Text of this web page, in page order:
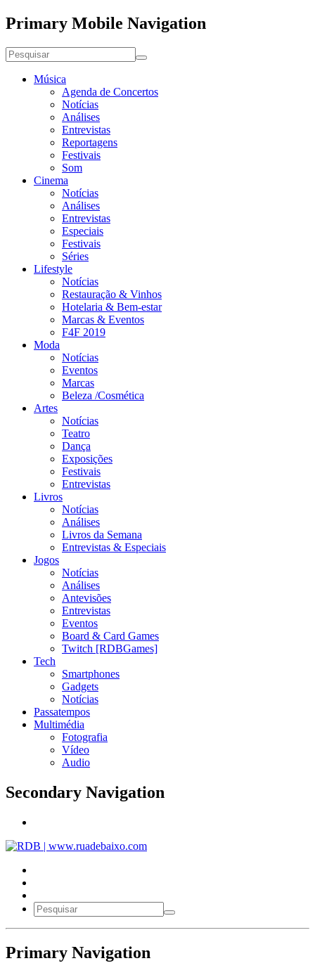
Primary Mobile Navigation
Música
Agenda de Concertos
Notícias
Análises
Entrevistas
Reportagens
Festivais
Som
Cinema
Notícias
Análises
Entrevistas
Especiais
Festivais
Séries
Lifestyle
Notícias
Restauração & Vinhos
Hotelaria & Bem-estar
Marcas & Eventos
F4F 2019
Moda
Notícias
Eventos
Marcas
Beleza /Cosmética
Artes
Notícias
Teatro
Dança
Exposições
Festivais
Entrevistas
Livros
Notícias
Análises
Livros da Semana
Entrevistas & Especiais
Jogos
Notícias
Análises
Antevisões
Entrevistas
Eventos
Board & Card Games
Twitch [RDBGames]
Tech
Smartphones
Gadgets
Notícias
Passatempos
Multimédia
Fotografia
Vídeo
Audio
Secondary Navigation
Primary Navigation